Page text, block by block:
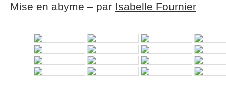
Mise en abyme – par Isabelle Fournier